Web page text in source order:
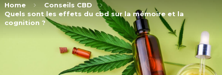
Home
Conseils CBD
Quels sont les effets du cbd sur la mémoire et la
cognition ?